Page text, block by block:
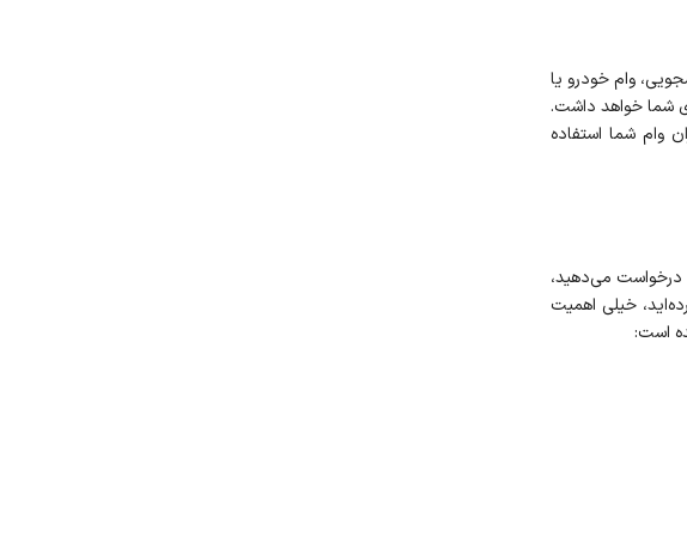
وام خودرو یا
شما خواهد داشت.
وام شما استفاده
درخواست می‌دهید،
خیلی اهمیت
است: